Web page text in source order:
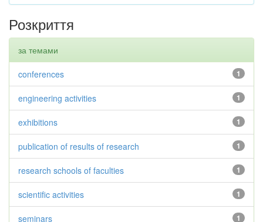
Розкриття
за темами
1
conferences
1
engineering activities
1
exhibitions
1
publication of results of research
1
research schools of faculties
1
scientific activities
1
seminars